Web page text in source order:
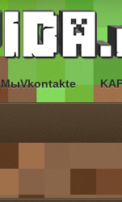
МыVkontakte